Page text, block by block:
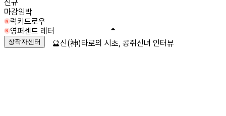
신규
마감임박
럭키드로우
영퍼센트 레터
창작자센터 🔮신(神)타로의 시초, 콩쥐신녀 인터뷰